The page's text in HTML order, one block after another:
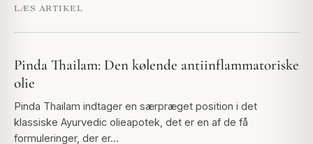
LÆS ARTIKEL
Pinda Thailam: Den kølende antiinflammatoriske
olie
Pinda Thailam indtager en særpræget position i det
klassiske Ayurvedic olieapotek, det er en af de få
formuleringer, der er…